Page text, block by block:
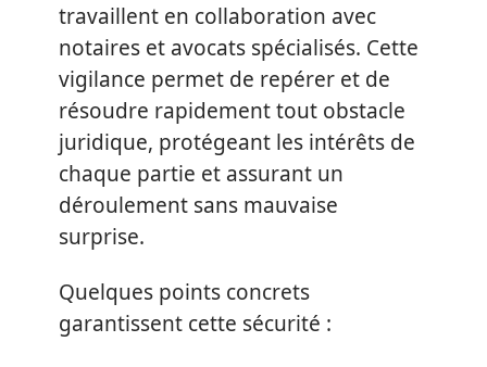
travaillent en collaboration avec
notaires et avocats spécialisés. Cette
vigilance permet de repérer et de
résoudre rapidement tout obstacle
juridique, protégeant les intérêts de
chaque partie et assurant un
déroulement sans mauvaise
surprise.
Quelques points concrets
garantissent cette sécurité :